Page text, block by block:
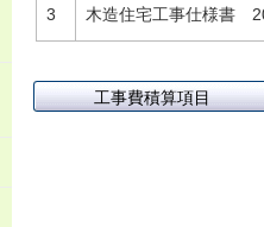
3 木造住宅工事仕様書
工事費積算項目